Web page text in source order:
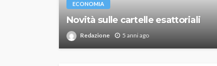
ECONOMIA
Novità sulle cartelle esattoriali
Redazione 5 anni ago